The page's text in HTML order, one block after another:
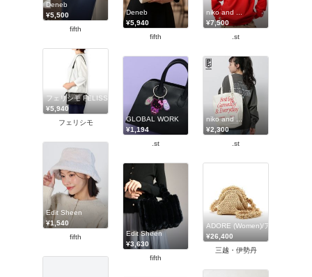
Deneb
¥5,500
fifth
Deneb
¥5,940
fifth
niko and ...
¥7,500
.st
フェリシモ FELISSIMO
¥5,940
フェリシモ
GLOBAL WORK
¥1,194
.st
niko and ...
¥2,300
.st
Edit Sheen
¥1,540
fifth
Edit Sheen
¥3,630
fifth
ADORE (Women)/アドーア
¥26,400
三越・伊勢丹